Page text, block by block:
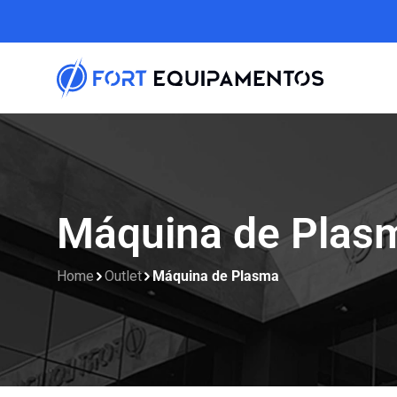
Máquina de
Home Outlet Máquina de Plasma